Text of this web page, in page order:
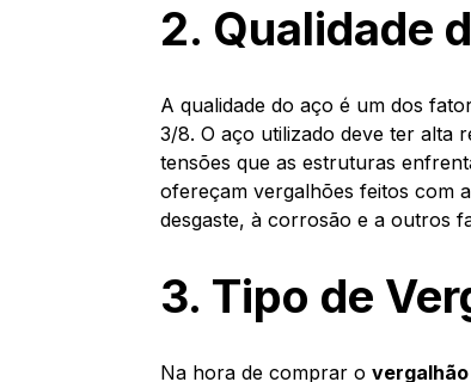
2. Qualidade
A qualidade do aço é um dos
3/8. O aço utilizado deve ter alta
tensões que as estruturas
ofereçam vergalhões feitos com
desgaste, à corrosão e a outros
3. Tipo de
Na hora de comprar o